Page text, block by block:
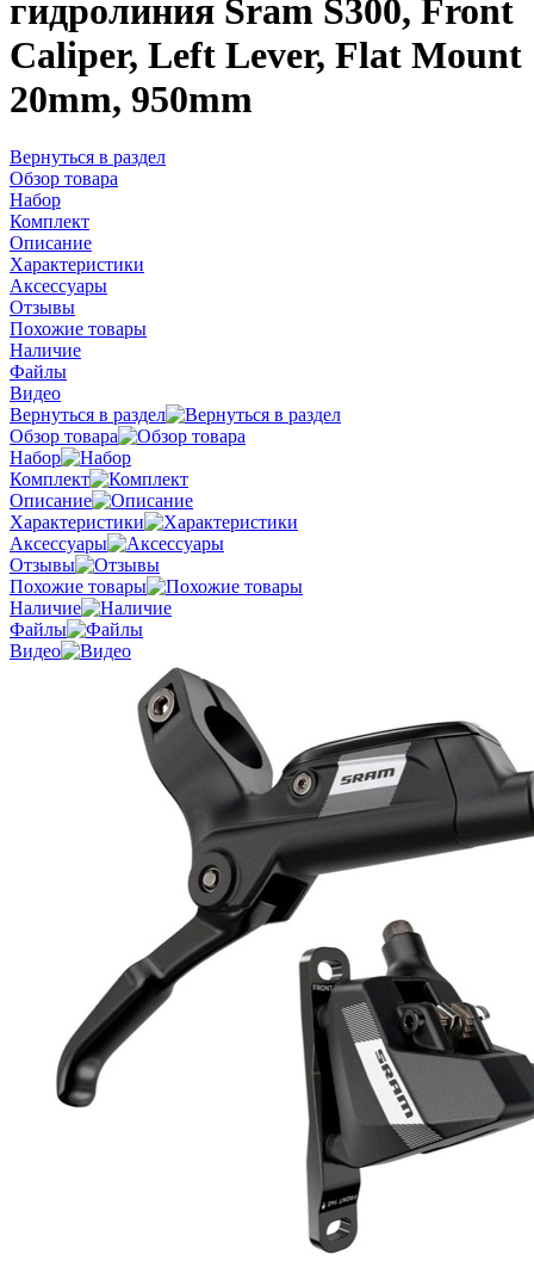
гидролиния Sram S300, Front
Caliper, Left Lever, Flat Mount
20mm, 950mm
Вернуться в раздел
Обзор товара
Набор
Комплект
Описание
Характеристики
Аксессуары
Отзывы
Похожие товары
Наличие
Файлы
Видео
Вернуться в раздел
Обзор товара
Набор
Комплект
Описание
Характеристики
Аксессуары
Отзывы
Похожие товары
Наличие
Файлы
Видео